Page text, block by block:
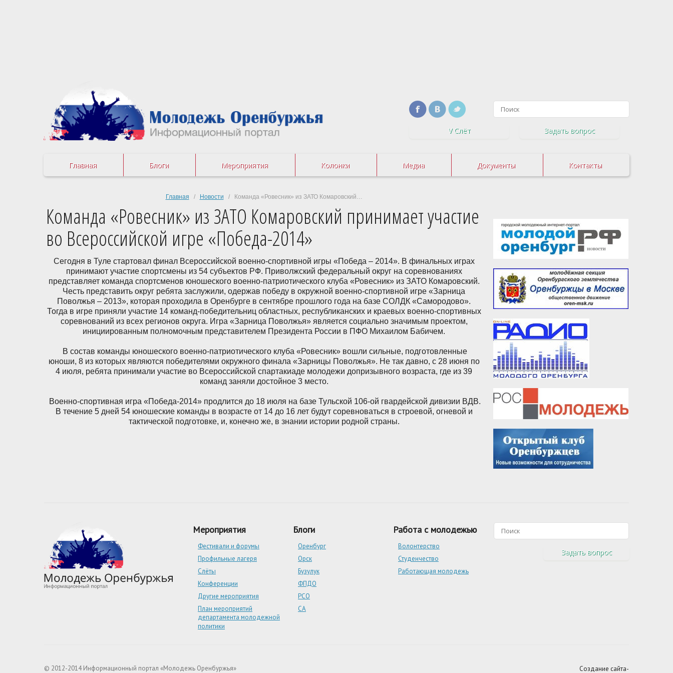
Задать вопрос
V Слёт
Главная Блоги Мероприятия Колонки Медиа Документы Контакты
Главная / Новости / Команда «Ровесник» из ЗАТО Комаровский…
Команда «Ровесник» из ЗАТО Комаровский принимает участие
во Всероссийской игре «Победа-2014»
Сегодня в Туле стартовал финал Всероссийской военно-спортивной игры «Победа – 2014». В финальных играх
принимают участие спортсмены из 54 субъектов РФ. Приволжский федеральный округ на соревнованиях
представляет команда спортсменов юношеского военно-патриотического клуба «Ровесник» из ЗАТО Комаровский.
Честь представить округ ребята заслужили, одержав победу в окружной военно-спортивной игре «Зарница
Поволжья – 2013», которая проходила в Оренбурге в сентябре прошлого года на базе СОЛДК «Самородово».
Тогда в игре приняли участие 14 команд-победительниц областных, республиканских и краевых военно-спортивных
соревнований из всех регионов округа. Игра «Зарница Поволжья» является социально значимым проектом,
инициированным полномочным представителем Президента России в ПФО Михаилом Бабичем.
В состав команды юношеского военно-патриотического клуба «Ровесник» вошли сильные, подготовленные
юноши, 8 из которых являются победителями окружного финала «Зарницы Поволжья». Не так давно, с 28 июня по
4 июля, ребята принимали участие во Всероссийской спартакиаде молодежи допризывного возраста, где из 39
команд заняли достойное 3 место.
Военно-спортивная игра «Победа-2014» продлится до 18 июля на базе Тульской 106-ой гвардейской дивизии ВДВ.
В течение 5 дней 54 юношеские команды в возрасте от 14 до 16 лет будут соревноваться в строевой, огневой и
тактической подготовке, и, конечно же, в знании истории родной страны.
Мероприятия
Фестивали и форумы
Профильные лагеря
Слёты
Конференции
Другие мероприятия
План мероприятий
департамента молодежной
политики
Блоги
Оренбург
Орск
Бузулук
ФПДО
РСО
СА
Работа с молодежью
Волонтерство
Студенчество
Работающая молодежь
Задать вопрос
© 2012-2014 Информационный портал «Молодежь Оренбуржья»
Создание сайта-